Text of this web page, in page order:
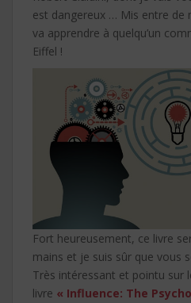
est dangereux … Mis entre de
va apprendre à quelqu’un
Eiffel !
Fort heureusement, ce livre
mains et je suis sûr que vous
Très intéressant et pointu sur
livre « Influence: The